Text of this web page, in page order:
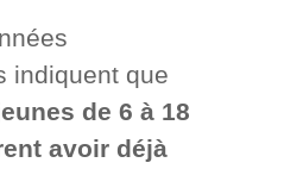
indiquent que
de 6 à 18
avoir déjà